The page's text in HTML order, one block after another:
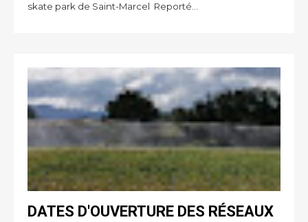
skate park de Saint-Marcel Reporté...
DATES D'OUVERTURE DES RÉSEAUX